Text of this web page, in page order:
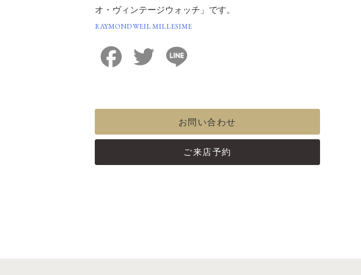
オ・ヴィンテージウォッチ」です。
RAYMOND WEIL MILLESIME
Facebook Twitter
お問い合わせ
ご来店予約